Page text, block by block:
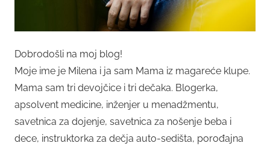
Dobrodošli na moj blog!
Moje ime je Milena i ja sam Mama iz magareće klupe.
Mama sam tri devojčice i tri dečaka. Blogerka,
apsolvent medicine, inženjer u menadžmentu,
savetnica za dojenje, savetnica za nošenje beba i
dece, instruktorka za dečja auto-sedišta, porođajna